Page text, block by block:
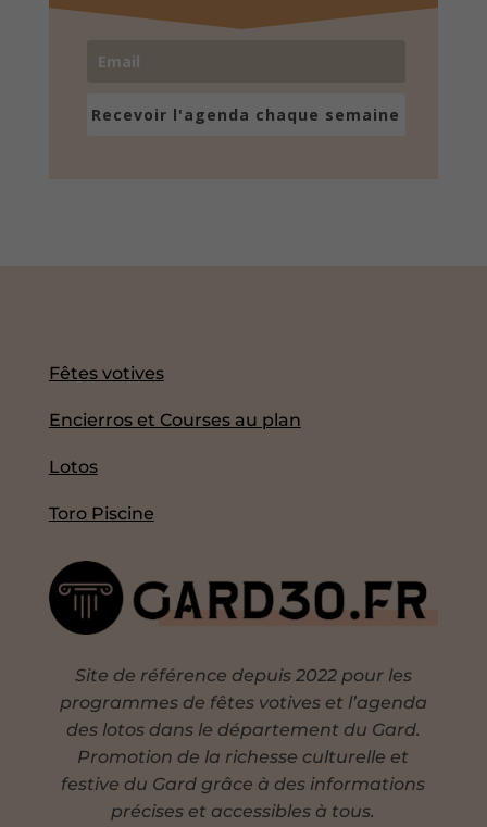
Recevoir l'agenda chaque semaine
Fêtes votives
Encierros et Courses au plan
Lotos
Toro Piscine
Site de référence depuis 2022 pour les
programmes de fêtes votives et l’agenda
des lotos dans le département du Gard.
Promotion de la richesse culturelle et
festive du Gard grâce à des informations
précises et accessibles à tous.